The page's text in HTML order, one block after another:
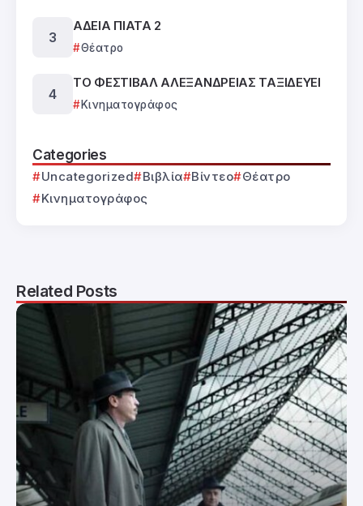
ΑΔΕΙΑ ΠΙΑΤΑ 2
Θέατρο
ΤΟ ΦΕΣΤΙΒΑΛ ΑΛΕΞΑΝΔΡΕΙΑΣ ΤΑΞΙΔΕΥΕΙ
Κινηματογράφος
Categories
Uncategorized Βιβλία Βίντεο
Θέατρο
Κινηματογράφος
Related Posts